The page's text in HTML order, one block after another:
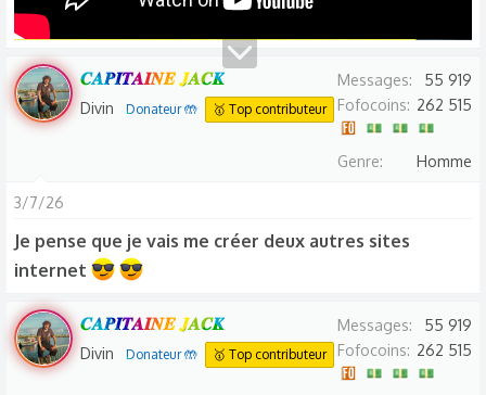
𝑪𝑨𝑷𝑰𝑻𝑨𝑰𝑵𝑬 𝑱𝑨𝑪𝑲
Divin Donateur 🤲 🥇 Top contributeur
Messages
55 919
Fofocoins
262 515
Genre Homme
3/7/26
Je pense que je vais me créer deux autres sites
internet
𝑪𝑨𝑷𝑰𝑻𝑨𝑰𝑵𝑬 𝑱𝑨𝑪𝑲
Divin Donateur 🤲 🥇 Top contributeur
Messages
55 919
Fofocoins
262 515